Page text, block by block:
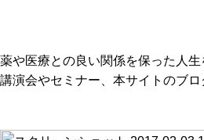
薬や医療との良い関係を保った人
講演会やセミナー、本サイトのブ